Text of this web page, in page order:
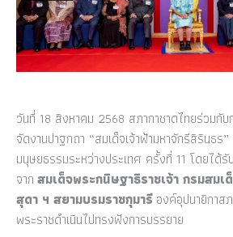
วันที่ 18 สิงหาคม 2568 สภากาชาดไทยร่วมกับ
จัดงานปาฐกถา “สมเด็จเจ้าฟ้ามหาจักรีสิรินธร
มนุษยธรรมระหว่างประเทศ ครั้งที่ 11 โดยไ
จาก สมเด็จพระกนิษฐาธิราชเจ้า กรมสม
สุดา ฯ สยามบรมราชกุมารี องค์อุปนายิกาส
พระราชดำเนินไปทรงฟังการบรรยาย